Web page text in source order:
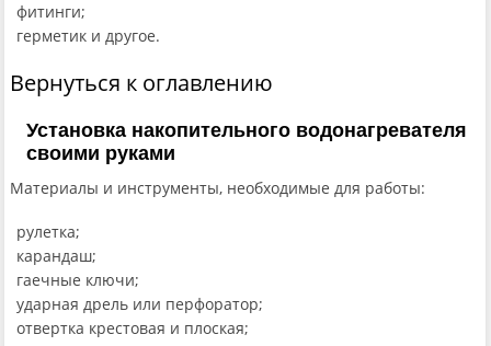
фитинги;
герметик и другое.
Вернуться к оглавлению
Установка накопительного водонагревателя
своими руками
Материалы и инструменты, необходимые для работы:
рулетка;
карандаш;
гаечные ключи;
ударная дрель или перфоратор;
отвертка крестовая и плоская;